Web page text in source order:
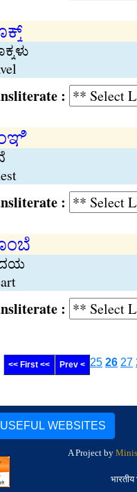
:
:
:
<< First << Prev < 25 26 27
USEFUL WEBSITES
A Project by